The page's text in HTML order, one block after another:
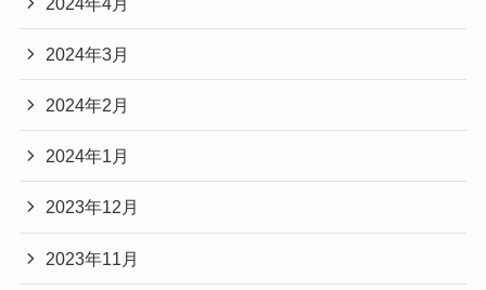
2024年3月
2024年2月
2024年1月
2023年12月
2023年11月